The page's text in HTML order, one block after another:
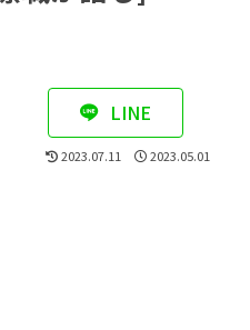
LINE
2023.07.11 2023.05.01